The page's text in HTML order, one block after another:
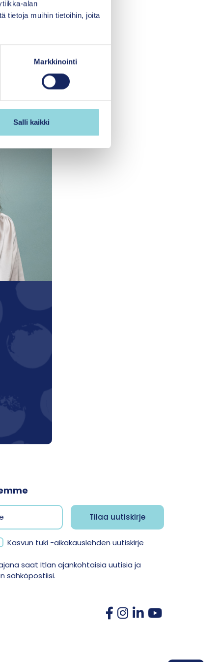
alan
tietoja muihin tietoihin, joita
Markkinointi
Salli kaikki
rauhassa, ja
Kasvun tuki -aikakauslehden uutiskirje
saat Itlan ajankohtaisia uutisia ja
sähköpostiisi.